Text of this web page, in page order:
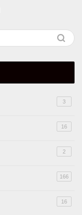
3
16
2
166
16